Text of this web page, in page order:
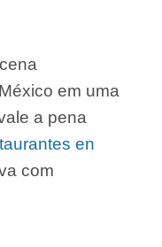
em uma
a pena
en
com